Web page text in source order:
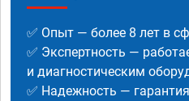
✅ Опыт — более 8 лет в
✅ Экспертность —
и диагностическим
✅ Надежность —